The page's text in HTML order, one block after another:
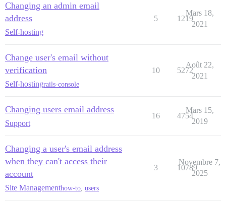
Changing an admin email
address
Self-hosting
5 1219
Mars 18,
2021
Change user's email without
verification
Self-hostingrails-console
10 5272
Août 22,
2021
Changing users email address
Support
16 4754
Mars 15,
2019
Changing a user's email address
when they can't access their
account
Site Managementhow-to users
3 10789
Novembre 7,
2025